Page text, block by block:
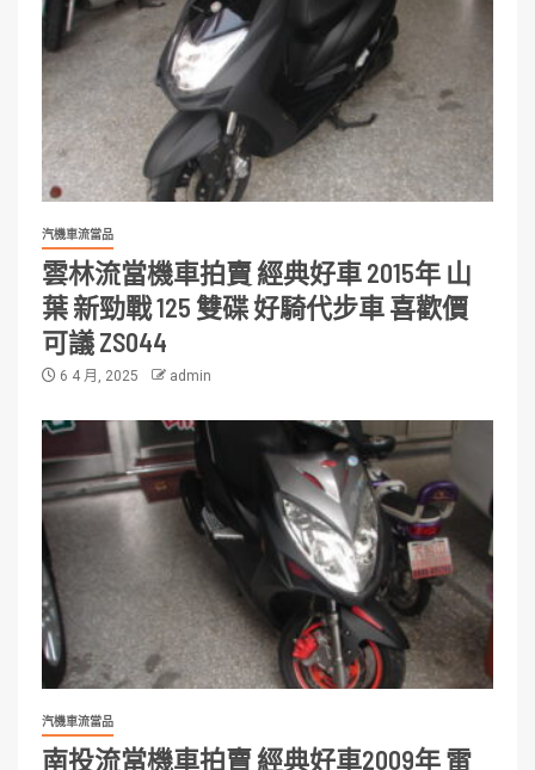
汽機車流當品
雲林流當機車拍賣 經典好車 2015年 山
葉 新勁戰 125 雙碟 好騎代步車 喜歡價
可議 ZS044
6 4 月, 2025 admin
汽機車流當品
南投流當機車拍賣 經典好車2009年 雷